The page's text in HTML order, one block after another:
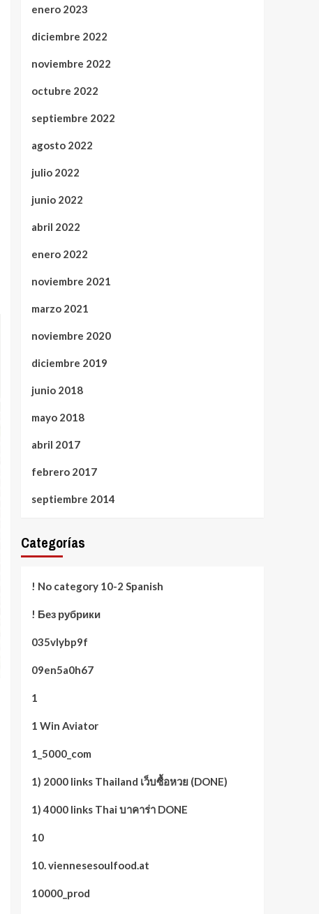
enero 2023
diciembre 2022
noviembre 2022
octubre 2022
septiembre 2022
agosto 2022
julio 2022
junio 2022
abril 2022
enero 2022
noviembre 2021
marzo 2021
noviembre 2020
diciembre 2019
junio 2018
mayo 2018
abril 2017
febrero 2017
septiembre 2014
Categorías
! No category 10-2 Spanish
! Без рубрики
035vlybp9f
09en5a0h67
1
1 Win Aviator
1_5000_com
1) 2000 links Thailand เว็บซื้อหวย (DONE)
1) 4000 links Thai บาคาร่า DONE
10
10. viennesesoulfood.at
10000_prod